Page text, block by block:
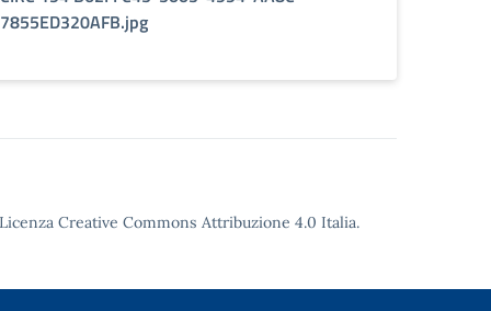
7855ED320AFB.jpg
Licenza Creative Commons Attribuzione 4.0 Italia.